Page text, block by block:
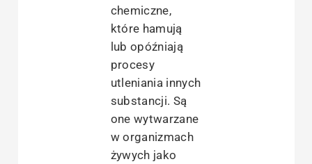
chemiczne,
które hamują
lub opóźniają
procesy
utleniania innych
substancji. Są
one wytwarzane
w organizmach
żywych jako